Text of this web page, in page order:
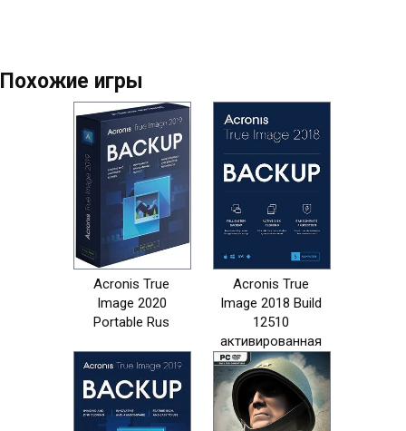
Похожие игры
Acronis True
Image 2020
Portable Rus
Acronis True
Image 2018 Build
12510
активированная